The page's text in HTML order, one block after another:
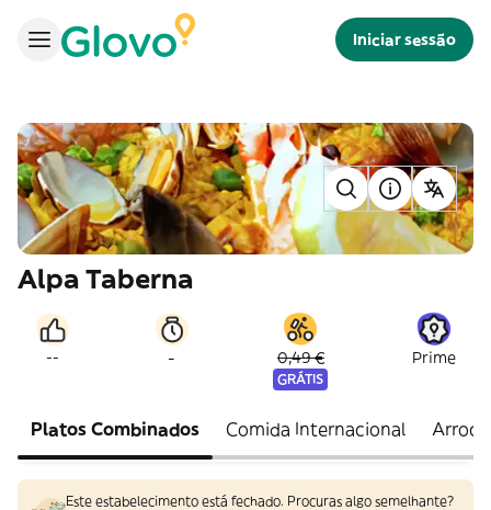
Iniciar sessão
Alpa Taberna
-- - 0,49 €
GRÁTIS
Prime
Platos Combinados Comida Internacional
Este estabelecimento está fechado. Procuras algo semelhante?